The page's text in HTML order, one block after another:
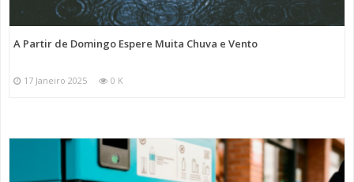
A Partir de Domingo Espere Muita Chuva e Vento
17 Janeiro 2025 0 K